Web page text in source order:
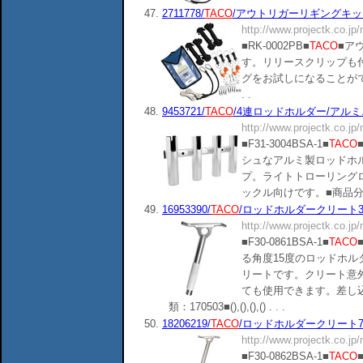
47. 2711778/TACO/アウトリガーリギングキ
http://
■RK-0002PB■TACO■ア
す。リリースクリップも
グをお試しになることが
. .
48. 9453721/TACO/4連ロッドホルダー/アル
http://
■F31-3004BSA-1■TACO
シュなアルミ製ロッドホ
プ。ライトトローリング
ックル向けです。■商品
49. 16953390/TACO/ロッドホルダークリート
http://
■F30-0861BSA-1■TACO
る角度15度のロッドホ
リートです。クリート
ても使用できます。差し
類：170503■(),(),(),() . . .
50. 18206219/TACO/ロッドホルダークリート
http://
■F30-0862BSA-1■TACO